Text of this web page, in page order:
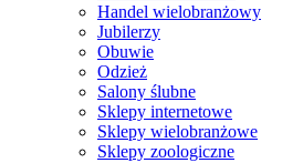
Handel wielobranżowy
Jubilerzy
Obuwie
Odzież
Salony ślubne
Sklepy internetowe
Sklepy wielobranżowe
Sklepy zoologiczne